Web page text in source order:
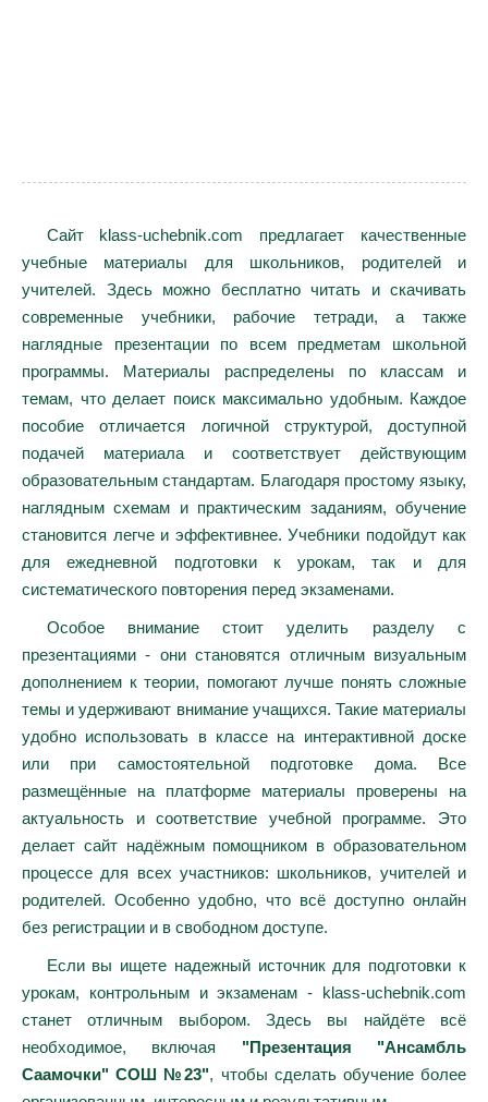
Сайт klass-uchebnik.com предлагает качественные
учебные материалы для школьников, родителей и
учителей. Здесь можно бесплатно читать и скачивать
современные учебники, рабочие тетради, а также
наглядные презентации по всем предметам школьной
программы. Материалы распределены по классам и
темам, что делает поиск максимально удобным. Каждое
пособие отличается логичной структурой, доступной
подачей материала и соответствует действующим
образовательным стандартам. Благодаря простому языку,
наглядным схемам и практическим заданиям, обучение
становится легче и эффективнее. Учебники подойдут как
для ежедневной подготовки к урокам, так и для
систематического повторения перед экзаменами.
Особое внимание стоит уделить разделу с
презентациями - они становятся отличным визуальным
дополнением к теории, помогают лучше понять сложные
темы и удерживают внимание учащихся. Такие материалы
удобно использовать в классе на интерактивной доске
или при самостоятельной подготовке дома. Все
размещённые на платформе материалы проверены на
актуальность и соответствие учебной программе. Это
делает сайт надёжным помощником в образовательном
процессе для всех участников: школьников, учителей и
родителей. Особенно удобно, что всё доступно онлайн
без регистрации и в свободном доступе.
Если вы ищете надежный источник для подготовки к
урокам, контрольным и экзаменам - klass-uchebnik.com
станет отличным выбором. Здесь вы найдёте всё
необходимое, включая "Презентация "Ансамбль
Саамочки" СОШ №23", чтобы сделать обучение более